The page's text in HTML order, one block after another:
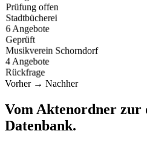
Prüfung offen
Stadtbücherei
6 Angebote
Geprüft
Musikverein Schorndorf
4 Angebote
Rückfrage
Vorher → Nachher
Vom Aktenordner zur
Datenbank.